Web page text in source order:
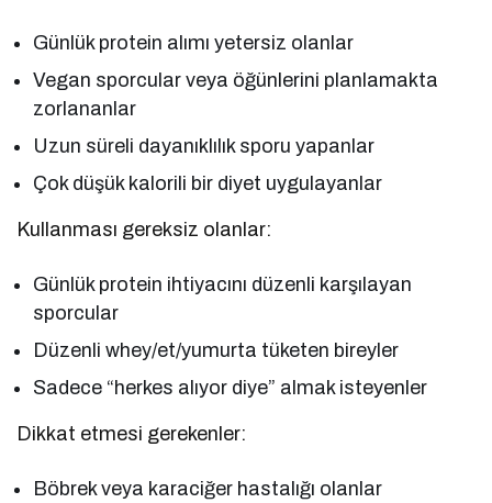
Günlük protein alımı yetersiz olanlar
Vegan sporcular veya öğünlerini planlamakta
zorlananlar
Uzun süreli dayanıklılık sporu yapanlar
Çok düşük kalorili bir diyet uygulayanlar
Kullanması gereksiz olanlar:
Günlük protein ihtiyacını düzenli karşılayan
sporcular
Düzenli whey/et/yumurta tüketen bireyler
Sadece “herkes alıyor diye” almak isteyenler
Dikkat etmesi gerekenler:
Böbrek veya karaciğer hastalığı olanlar